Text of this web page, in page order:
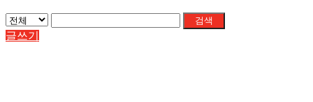
검색
글쓰기